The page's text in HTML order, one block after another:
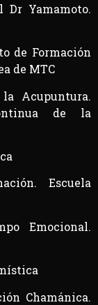
Dr Yamamoto.
de Formación
de MTC
Acupuntura.
de la
Escuela
Emocional.
Chamánica.